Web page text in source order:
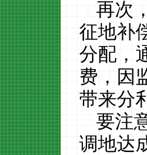
再次
征地补
分配，
费，因
带来分
要注
调地达